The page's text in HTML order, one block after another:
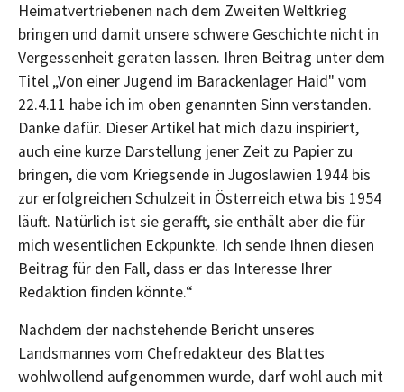
Heimatvertriebenen nach dem Zweiten Weltkrieg
bringen und damit unsere schwere Geschichte nicht in
Vergessenheit geraten lassen. Ihren Beitrag unter dem
Titel „Von einer Jugend im Barackenlager Haid" vom
22.4.11 habe ich im oben genannten Sinn verstanden.
Danke dafür. Dieser Artikel hat mich dazu inspiriert,
auch eine kurze Darstellung jener Zeit zu Papier zu
bringen, die vom Kriegsende in Jugoslawien 1944 bis
zur erfolgreichen Schulzeit in Österreich etwa bis 1954
läuft. Natürlich ist sie gerafft, sie enthält aber die für
mich wesentlichen Eckpunkte. Ich sende Ihnen diesen
Beitrag für den Fall, dass er das Interesse Ihrer
Redaktion finden könnte.“
Nachdem der nachstehende Bericht unseres
Landsmannes vom Chefredakteur des Blattes
wohlwollend aufgenommen wurde, darf wohl auch mit